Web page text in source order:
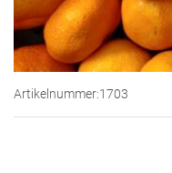
Artikelnummer:1703